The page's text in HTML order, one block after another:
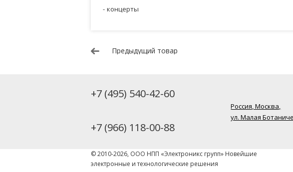
концерты
Предыдущий товар
+7 (495) 540-42-60
+7 (966) 118-00-88
Россия, Москва,
ул. Малая
© 2010-2026, ООО НПП «Электроникс групп» Новейшие
электронные и технологические решения